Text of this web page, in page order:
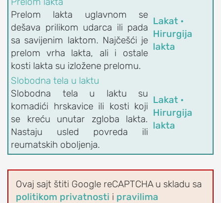
O
NAMA
ORTHOEXPERT
Naši
lekari
i
fizioterapeuti
Kalendar
dežurstava
Savetodavni
OrthoExpert
ORTHOEXPERT
(060) 032-320-9
office-
nis@orthoexpert.rs
Svetosavska 20,
Niš, Srbija
OrthoExpert
Podgorica
(068) 107-241
office@orthoexpert.me
Ankarski bulevar 35 L1,
Podgorica, Crna Gora
Prelom lakta uglavnom se
dešava prilikom udarca ili pada
sa savijenim laktom. Najčešći je
prelom vrha lakta, ali i ostale
kosti lakta su izložene prelomu.
Lakat ·
Hirurgija
lakta
Slobodna tela u laktu
Slobodna tela u laktu su
komadići hrskavice ili kosti koji
se kreću unutar zgloba lakta.
Nastaju usled povreda ili
reumatskih oboljenja.
Lakat ·
Hirurgija
lakta
Ovaj sajt štiti Google reCAPTCHA u skladu sa
politikom privatnosti i pravilima